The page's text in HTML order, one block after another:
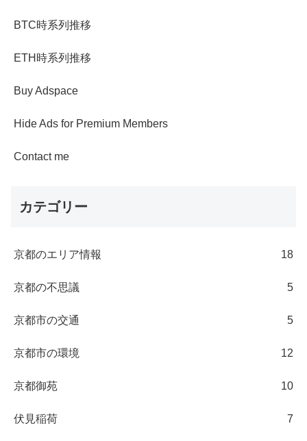
BTC時系列推移
ETH時系列推移
Buy Adspace
Hide Ads for Premium Members
Contact me
カテゴリー
京都のエリア情報 18
京都の不思議 5
京都市の交通 5
京都市の環境 12
京都御苑 10
伏見稲荷 7